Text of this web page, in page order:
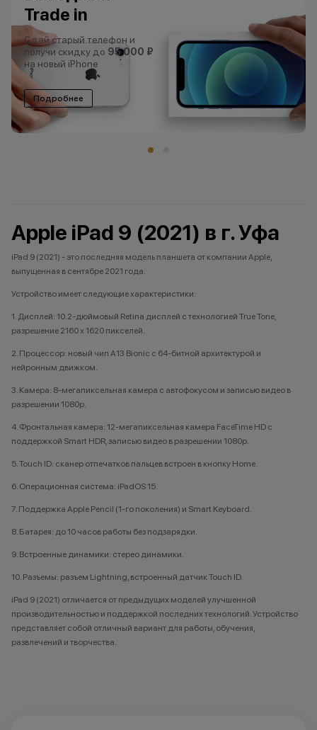
Trade in
Сдай старый телефон и
получи скидку до 95 000 ₽
на новый iPhone
Подробнее
Apple iPad 9 (2021) в г. Уфа
iPad 9 (2021) - это последняя модель планшета от компании Apple,
выпущенная в сентябре 2021 года.
Устройство имеет следующие характеристики:
1. Дисплей: 10.2-дюймовый Retina дисплей с технологией True Tone,
разрешение 2160 x 1620 пикселей.
2. Процессор: новый чип A13 Bionic с 64-битной архитектурой и
нейронным движком.
3. Камера: 8-мегапиксельная камера с автофокусом и записью видео в
разрешении 1080p.
4. Фронтальная камера: 12-мегапиксельная камера FaceTime HD с
поддержкой Smart HDR, записью видео в разрешении 1080p.
5. Touch ID: сканер отпечатков пальцев встроен в кнопку Home.
6. Операционная система: iPadOS 15.
7. Поддержка Apple Pencil (1-го поколения) и Smart Keyboard.
8. Батарея: до 10 часов работы без подзарядки.
9. Встроенные динамики: стерео динамики.
10. Разъемы: разъем Lightning, встроенный датчик Touch ID.
iPad 9 (2021) отличается от предыдущих моделей улучшенной
производительностью и поддержкой последних технологий. Устройство
представляет собой отличный вариант для работы, обучения,
развлечений и творчества.